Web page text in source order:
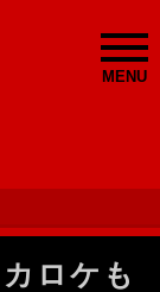
MENU
ロケも